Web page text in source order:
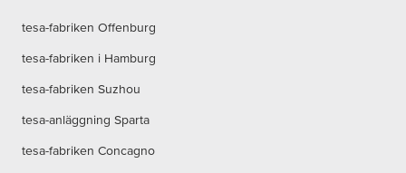
tesa-fabriken Offenburg
tesa-fabriken i Hamburg
tesa-fabriken Suzhou
tesa-anläggning Sparta
tesa-fabriken Concagno